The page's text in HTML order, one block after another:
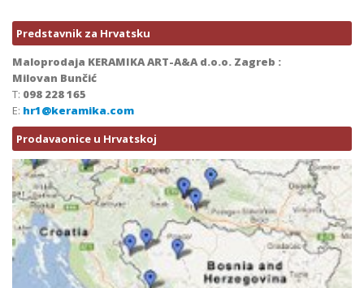
Predstavnik za Hrvatsku
Maloprodaja KERAMIKA ART-A&A d.o.o. Zagreb :
Milovan Bunčić
T: 098 228 165
E: hr1@keramika.com
Prodavaonice u Hrvatskoj